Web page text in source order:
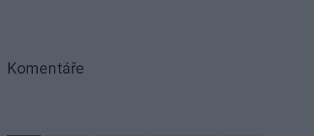
Komentáře